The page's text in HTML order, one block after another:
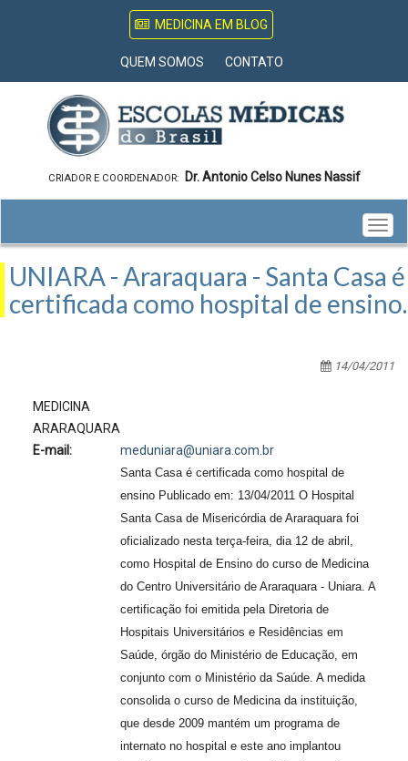
MEDICINA EM BLOG
QUEM SOMOS CONTATO
CRIADOR E COORDENADOR: Dr. Antonio Celso Nunes Nassif
UNIARA - Araraquara - Santa Casa é
certificada como hospital de ensino.
14/04/2011
MEDICINA
ARARAQUARA
E-mail:
meduniara@uniara.com.br
Santa Casa é certificada como hospital de
ensino Publicado em: 13/04/2011 O Hospital
Santa Casa de Misericórdia de Araraquara foi
oficializado nesta terça-feira, dia 12 de abril,
como Hospital de Ensino do curso de Medicina
do Centro Universitário de Araraquara - Uniara. A
certificação foi emitida pela Diretoria de
Hospitais Universitários e Residências em
Saúde, órgão do Ministério de Educação, em
conjunto com o Ministério da Saúde. A medida
consolida o curso de Medicina da instituição,
que desde 2009 mantém um programa de
internato no hospital e este ano implantou